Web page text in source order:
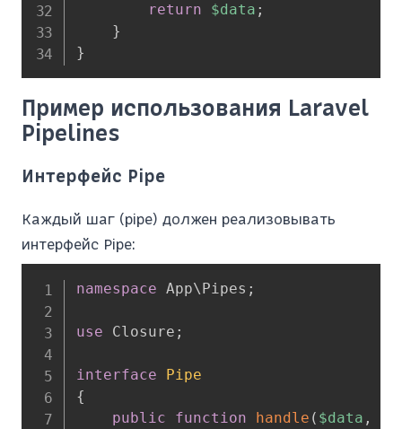
return $data ;
}
}
Пример использования Laravel
Pipelines
Интерфейс Pipe
Каждый шаг (pipe) должен реализовывать
интерфейс Pipe:
namespace App\Pipes ;
use Closure ;
interface
Pipe
{
public
function handle ( $data ,